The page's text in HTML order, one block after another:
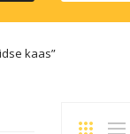
kaas”